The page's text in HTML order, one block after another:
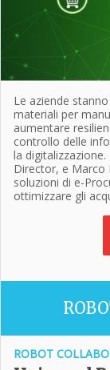
Le aziende
materiali per
aumentare
controllo delle
la
Director, e Marco
soluzioni di e-
ottimizzare gli
ROBOT